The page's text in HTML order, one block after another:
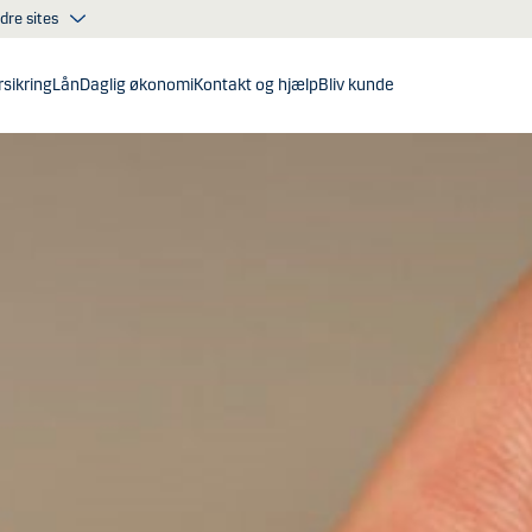
sites
LånDaglig økonomiKontakt og hjælpBliv kunde